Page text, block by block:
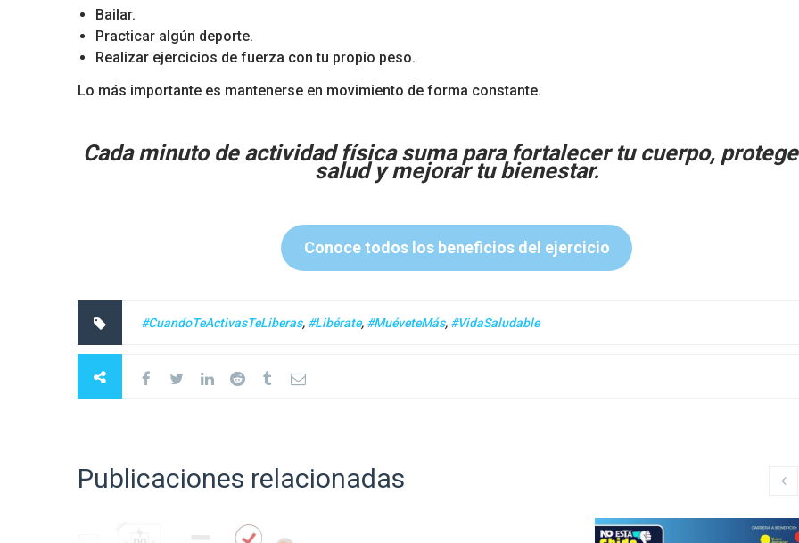
Bailar.
Practicar algún deporte.
Realizar ejercicios de fuerza con tu propio peso.
Lo más importante es mantenerse en movimiento de forma constante.
Cada minuto de actividad física suma para fortalecer tu cuerpo,
salud y mejorar tu bienestar.
Conoce todos los beneficios del ejercicio
#CuandoTeActivasTeLiberas, #Libérate, #MuéveteMás, #VidaSaludable
Publicaciones relacionadas